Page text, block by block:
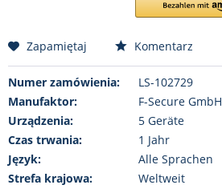
Zapamiętaj Komentarz
Numer zamówienia:
LS-102729
Manufaktor:
F-Secure GmbH
Urządzenia:
5 Geräte
Czas trwania:
1 Jahr
Język:
Alle Sprachen
Strefa krajowa:
Weltweit